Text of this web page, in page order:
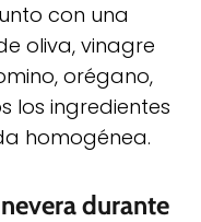
con una
oliva, vinagre
orégano,
los ingredientes
homogénea.
durante